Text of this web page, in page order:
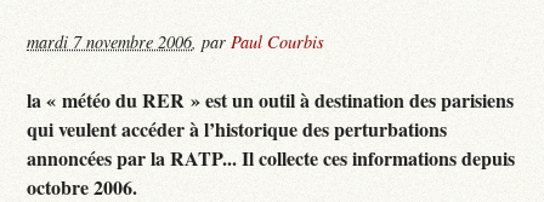
mardi 7 novembre 2006,parPaul Courbis
la « météo du RER » est un outil à destination des parisiens
qui veulent accéder à l’historique des perturbations
annoncées par la RATP... Il collecte ces informations depuis
octobre 2006.